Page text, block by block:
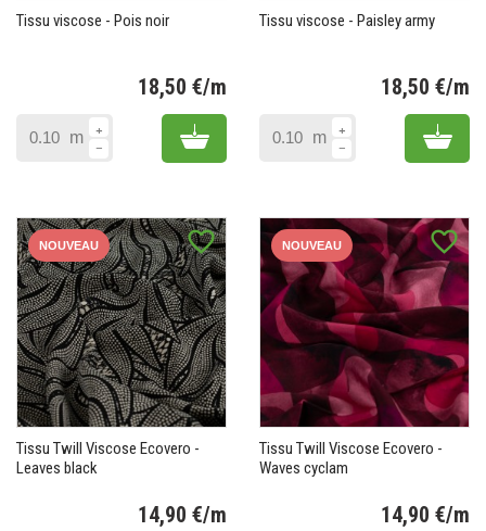
Tissu viscose - Pois noir
18,50 €/m
m Add to cart
Tissu viscose - Paisley army
18,50 €/m
m Add
favorite_border
NOUVEAU
Tissu Twill Viscose Ecovero -
Leaves black
14,90 €/m
favorite_border
NOUVEAU
Tissu Twill Viscose Ecovero -
Waves cyclam
14,90 €/m